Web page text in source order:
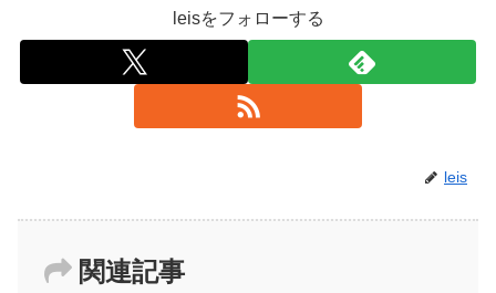
leisをフォローする
leis
関連記事